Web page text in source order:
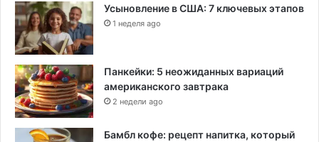
Усыновление в США: 7 ключевых этапов
1 неделя ago
Панкейки: 5 неожиданных вариаций
американского завтрака
2 недели ago
Бамбл кофе: рецепт напитка, который